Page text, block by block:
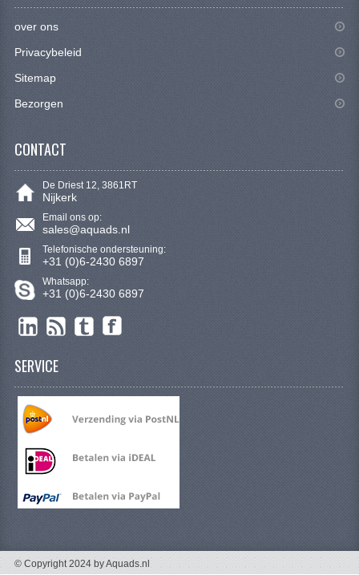
SHINERAY 300 STE
SHINERAY 300ST 5E
ACCESSOIRES
BODY KAPPEN EN FRAME
BRANDSTOF SYSTEEM
KABELS
over ons
Privacybeleid
Sitemap
Bezorgen
CONTACT
De Driest 12, 3861RT
Nijkerk
Email ons op:
sales@aquads.nl
Telefonische ondersteuning:
+31 (0)6-2430 6897
Whatsapp:
+31 (0)6-2430 6897
SERVICE
© Copyright 2024 by Aquads.nl